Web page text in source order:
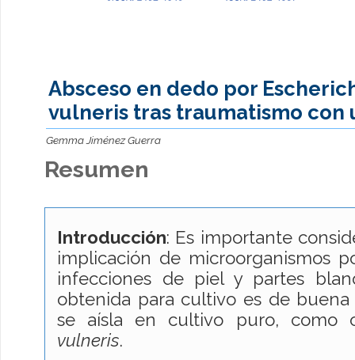
Absceso en dedo por
vulneris tras traumatismo con
Gemma Jiménez Guerra
Resumen
Introducción: Es importante
implicación de microorganismos
infecciones de piel y partes
obtenida para cultivo es de buena
se aísla en cultivo puro, como
vulneris.